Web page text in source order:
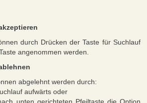
durch Drücken der Taste für Suchlauf
angenommen werden.
abgelehnt werden durch:
aufwärts oder